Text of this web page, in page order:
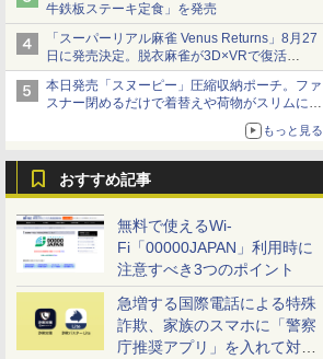
牛鉄板ステーキ定食」を発売
「スーパーリアル麻雀 Venus Returns」8月27
日に発売決定。脱衣麻雀が3D×VRで復活
発売から2週間は20%オフになるセールが実施
本日発売「スヌーピー」圧縮収納ポーチ。ファ
スナー閉めるだけで着替えや荷物がスリムにま
もっと見る
おすすめ記事
無料で使えるWi-
Fi「00000JAPAN」利用時に
注意すべき3つのポイント
急増する国際電話による特殊
詐欺、家族のスマホに「警察
庁推奨アプリ」を入れて対策